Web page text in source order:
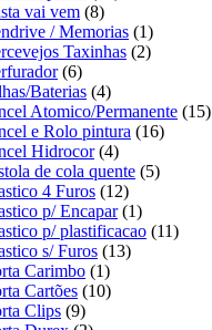
vai vem (8)
/ Memorias (1)
Taxinhas (2)
(6)
Baterias (4)
Atomico/Permanente (15)
e Rolo pintura (16)
Hidrocor (4)
de cola quente (5)
4 Furos (12)
p/ Encapar (1)
p/ plastificacao (11)
s/ Furos (13)
Carimbo (1)
Cartões (10)
Clips (9)